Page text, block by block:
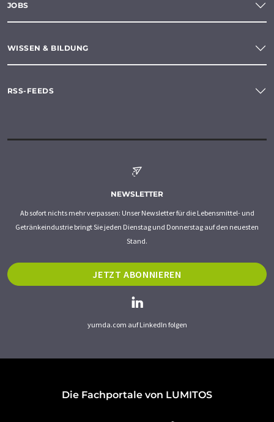
JOBS
WISSEN & BILDUNG
RSS-FEEDS
NEWSLETTER
Ab sofort nichts mehr verpassen: Unser Newsletter für die Lebensmittel- und
Getränkeindustrie bringt Sie jeden Dienstag und Donnerstag auf den neuesten
Stand.
JETZT ABONNIEREN
yumda.com auf LinkedIn folgen
Die Fachportale von LUMITOS